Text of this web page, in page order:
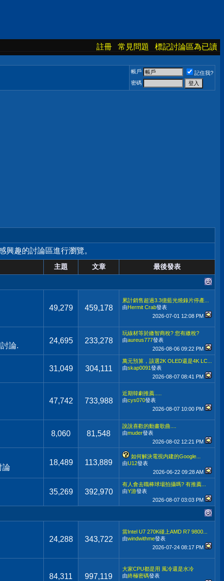
註冊 常見問題 標記討論區為已讀
帳戶
記住我?
密碼
興趣的討論區進行瀏覽。
主題 文章 最後發表
49,279 459,178
累計銷售超過3.3億藍光燒錄片停產...
由Hermit Crab發表
2026-07-01 12:08 PM
論.
24,695 233,278
玩線材等於繳智商稅? 您有繳稅?
由aureus777發表
2026-08-06 09:22 PM
31,049 304,111
萬元預算，該選2K OLED還是4K LC...
由skap0091發表
2026-08-07 08:41 PM
47,742 733,988
近期韓劇推薦.....
由cys070發表
2026-08-07 10:00 PM
8,060 81,548
說說喜歡的動畫歌曲....
由muder發表
2026-08-02 12:21 PM
論
18,489 113,889
如何解決電視内建的Google...
由U12發表
2026-06-22 09:28 AM
35,269 392,970
有人會去職棒球場拍攝嗎? 有推薦...
由Y游發表
2026-08-07 03:03 PM
24,288 343,722
當Intel U7 270K碰上AMD R7 9800...
由windwithme發表
2026-07-24 08:17 PM
84,311 997,119
大家CPU都是用 風冷還是水冷
由終極密碼發表